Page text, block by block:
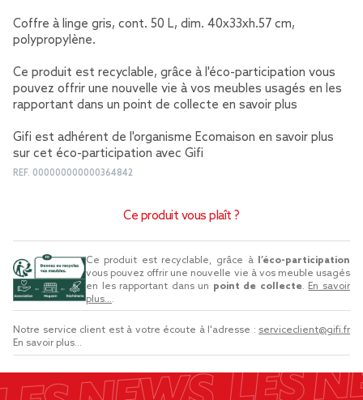
Coffre à linge gris, cont. 50 L, dim. 40x33xh.57 cm,
polypropylène.
Ce produit est recyclable, grâce à l'éco-participation vous
pouvez offrir une nouvelle vie à vos meubles usagés en les
rapportant dans un point de collecte en savoir plus
Gifi est adhérent de l'organisme Ecomaison en savoir plus
sur cet éco-participation avec Gifi
REF. 000000000000364842
Ce produit vous plaît ?
Ce produit est recyclable, grâce à
l’éco-participation
vous pouvez offrir une nouvelle vie à vos meuble usagés
en les rapportant dans un point de collecte. En savoir
plus....
Notre service client est à votre écoute à l'adresse : serviceclient@gifi.fr
En savoir plus...